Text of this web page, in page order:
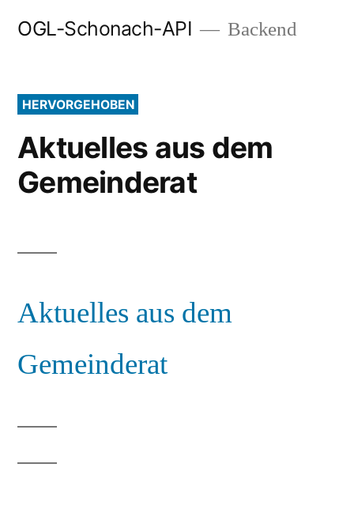
OGL-Schonach-API Backend
HERVORGEHOBEN
Aktuelles aus dem
Gemeinderat
Aktuelles aus dem
Gemeinderat